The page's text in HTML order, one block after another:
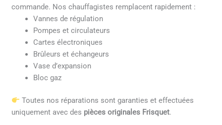
commande. Nos chauffagistes remplacent rapidement :
Vannes de régulation
Pompes et circulateurs
Cartes électroniques
Brûleurs et échangeurs
Vase d’expansion
Bloc gaz
Toutes nos réparations sont garanties et effectuées
uniquement avec des pièces originales Frisquet.